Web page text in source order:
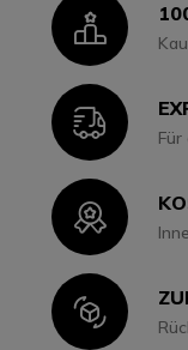
Icon
Icon
Icon
Icon